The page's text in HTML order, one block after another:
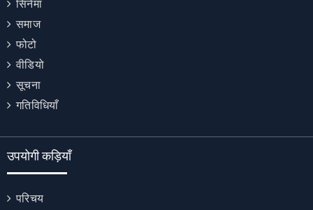
सिनेमा
समाज
फोटो
वीडियो
सूचना
गतिविधियाँ
उपयोगी कड़ियाँ
परिचय